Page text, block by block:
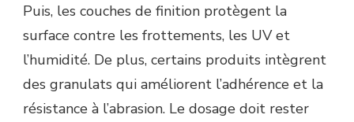
Puis, les couches de finition protègent la
surface contre les frottements, les UV et
l’humidité. De plus, certains produits intègrent
des granulats qui améliorent l’adhérence et la
résistance à l’abrasion. Le dosage doit rester